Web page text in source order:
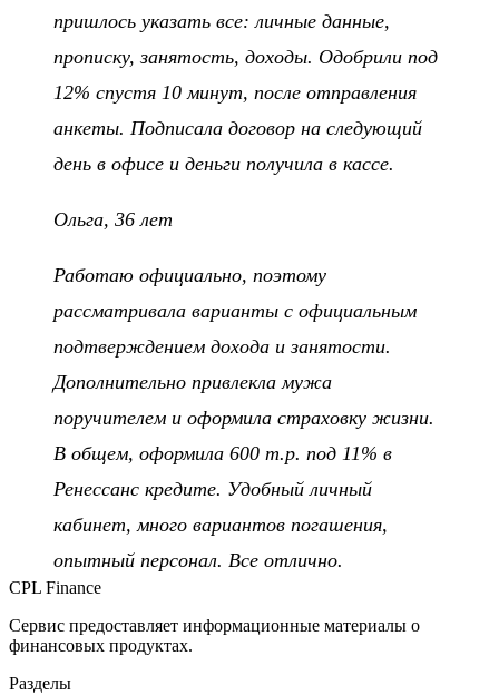
пришлось указать все: личные данные,
прописку, занятость, доходы. Одобрили под
12% спустя 10 минут, после отправления
анкеты. Подписала договор на следующий
день в офисе и деньги получила в кассе.
Ольга, 36 лет
Работаю официально, поэтому
рассматривала варианты с официальным
подтверждением дохода и занятости.
Дополнительно привлекла мужа
поручителем и оформила страховку жизни.
В общем, оформила 600 т.р. под 11% в
Ренессанс кредите. Удобный личный
кабинет, много вариантов погашения,
опытный персонал. Все отлично.
CPL Finance
Сервис предоставляет информационные материалы о
финансовых продуктах.
Разделы